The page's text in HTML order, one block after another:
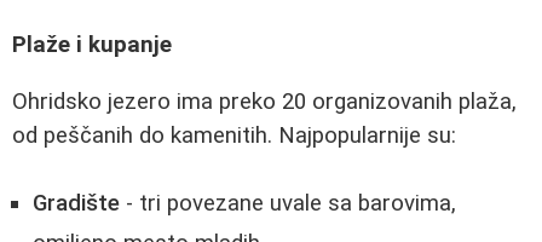
Plaže i kupanje
Ohridsko jezero ima preko 20 organizovanih plaža,
od peščanih do kamenitih. Najpopularnije su:
Gradište - tri povezane uvale sa barovima,